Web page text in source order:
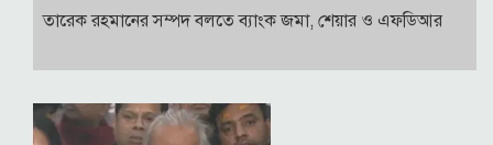
তারেক রহমানের সম্পদ বলতে ব্যাংক জমা, শেয়ার ও এফডিআর